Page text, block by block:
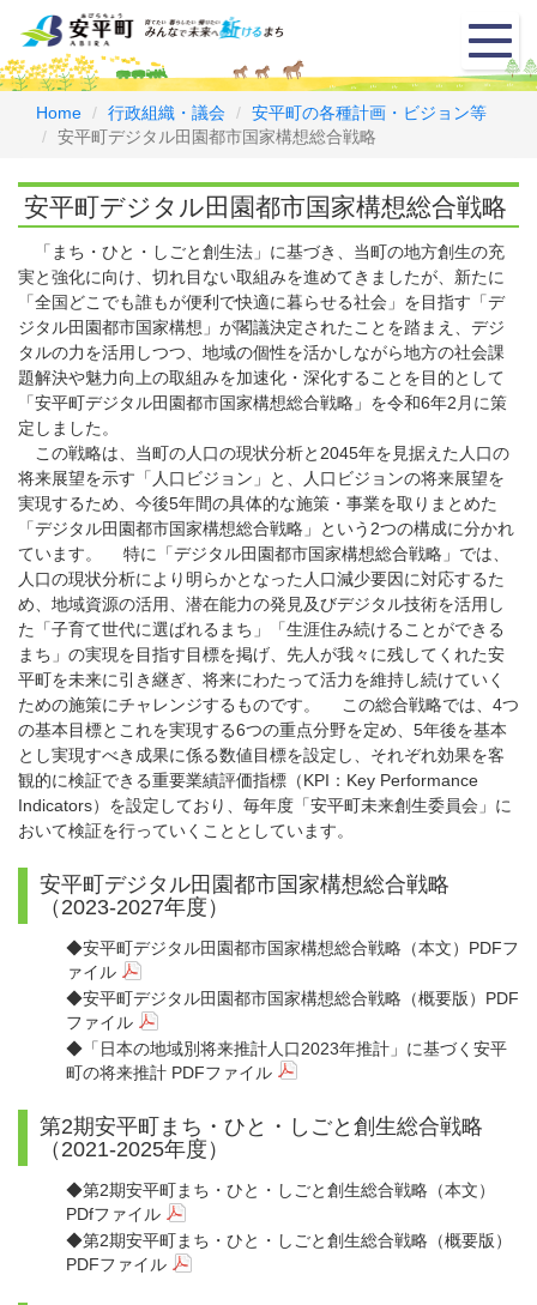
メ
ニ
ュ
Home 行政組織・議会
安平町の各種計画・ビジョン等
安平町デジタル田園都市国家構想総合戦略
安平町デジタル田園都市国家構想総合戦略
「まち・ひと・しごと創生法」に基づき、当町の地方創生の充
実と強化に向け、切れ目ない取組みを進めてきましたが、新たに
「全国どこでも誰もが便利で快適に暮らせる社会」を目指す「デ
ジタル田園都市国家構想」が閣議決定されたことを踏まえ、デジ
タルの力を活用しつつ、地域の個性を活かしながら地方の社会課
題解決や魅力向上の取組みを加速化・深化することを目的として
「安平町デジタル田園都市国家構想総合戦略」を令和6年2月に策
定しました。
この戦略は、当町の人口の現状分析と2045年を見据えた人口の
将来展望を示す「人口ビジョン」と、人口ビジョンの将来展望を
実現するため、今後5年間の具体的な施策・事業を取りまとめた
「デジタル田園都市国家構想総合戦略」という2つの構成に分かれ
ています。 特に「デジタル田園都市国家構想総合戦略」では、
人口の現状分析により明らかとなった人口減少要因に対応するた
め、地域資源の活用、潜在能力の発見及びデジタル技術を活用し
た「子育て世代に選ばれるまち」「生涯住み続けることができる
まち」の実現を目指す目標を掲げ、先人が我々に残してくれた安
平町を未来に引き継ぎ、将来にわたって活力を維持し続けていく
ための施策にチャレンジするものです。 この総合戦略では、4つ
の基本目標とこれを実現する6つの重点分野を定め、5年後を基本
とし実現すべき成果に係る数値目標を設定し、それぞれ効果を客
観的に検証できる重要業績評価指標（KPI：Key Performance
Indicators）を設定しており、毎年度「安平町未来創生委員会」に
おいて検証を行っていくこととしています。
安平町デジタル田園都市国家構想総合戦略
（2023-2027年度）
◆安平町デジタル田園都市国家構想総合戦略（本文）PDFフ
ァイル
◆安平町デジタル田園都市国家構想総合戦略（概要版）PDF
ファイル
◆ 「日本の地域別将来推計人口2023年推計」に基づく安平
町の将来推計 PDFファイル
第2期安平町まち・ひと・しごと創生総合戦略
（2021-2025年度）
◆第2期安平町まち・ひと・しごと創生総合戦略（本文）
PDfファイル
◆第2期安平町まち・ひと・しごと創生総合戦略（概要版）
PDFファイル